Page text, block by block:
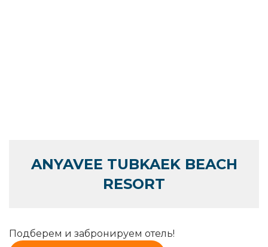
ANYAVEE TUBKAEK BEACH
RESORT
Подберем и забронируем отель!